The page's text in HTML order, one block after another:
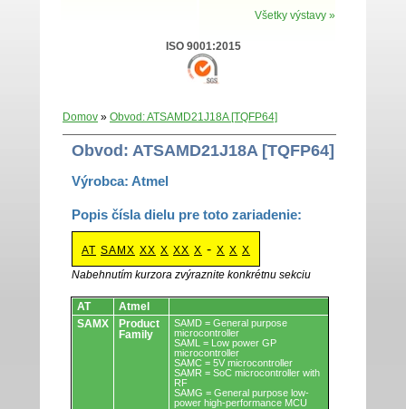
Všetky výstavy »
ISO 9001:2015
Domov » Obvod: ATSAMD21J18A [TQFP64]
Obvod: ATSAMD21J18A [TQFP64]
Výrobca: Atmel
Popis čísla dielu pre toto zariadenie:
AT SAMX XX X XX X - X X X
Nabehnutím kurzora zvýraznite konkrétnu sekciu
Obvody.
AT
Atmel
SAMX
Product
Family
SAMD = General purpose
microcontroller
SAML = Low power GP
microcontroller
SAMC = 5V microcontroller
SAMR = SoC microcontroller with
RF
SAMG = General purpose low-
power high-performance MCU